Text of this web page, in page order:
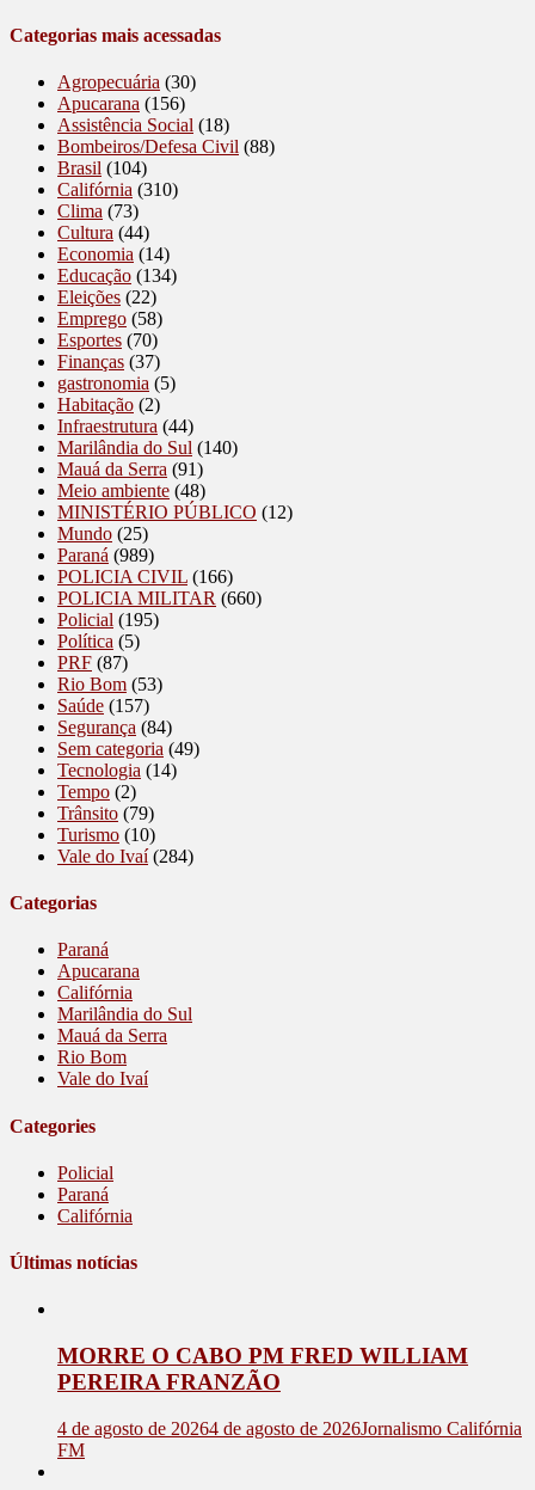
Categorias mais acessadas
Agropecuária (30)
Apucarana (156)
Assistência Social (18)
Bombeiros/Defesa Civil (88)
Brasil (104)
Califórnia (310)
Clima (73)
Cultura (44)
Economia (14)
Educação (134)
Eleições (22)
Emprego (58)
Esportes (70)
Finanças (37)
gastronomia (5)
Habitação (2)
Infraestrutura (44)
Marilândia do Sul (140)
Mauá da Serra (91)
Meio ambiente (48)
MINISTÉRIO PÚBLICO (12)
Mundo (25)
Paraná (989)
POLICIA CIVIL (166)
POLICIA MILITAR (660)
Policial (195)
Política (5)
PRF (87)
Rio Bom (53)
Saúde (157)
Segurança (84)
Sem categoria (49)
Tecnologia (14)
Tempo (2)
Trânsito (79)
Turismo (10)
Vale do Ivaí(284)
Categorias
Paraná
Apucarana
Califórnia
Marilândia do Sul
Mauá da Serra
Rio Bom
Vale do Ivaí
Categories
Policial
Paraná
Califórnia
Últimas notícias
MORRE O CABO PM FRED WILLIAM
PEREIRA FRANZÃO
4 de agosto de 20264 de agosto de 2026Jornalismo Califórnia
FM